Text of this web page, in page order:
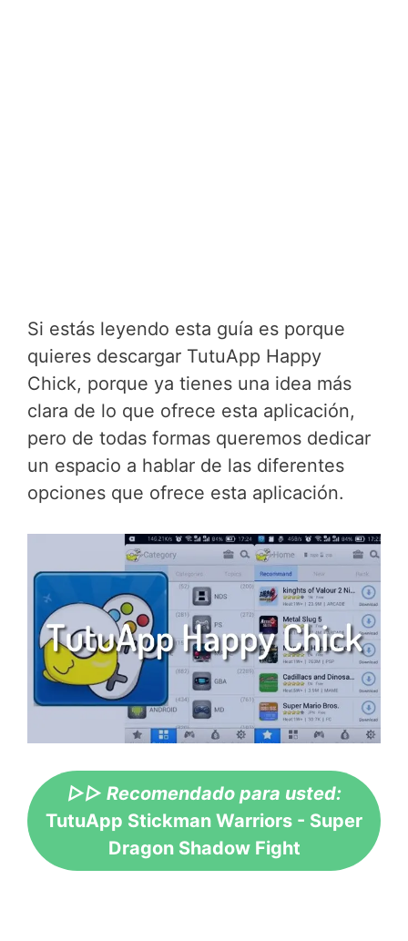
Si estás leyendo esta guía es porque
quieres descargar TutuApp Happy
Chick, porque ya tienes una idea más
clara de lo que ofrece esta aplicación,
pero de todas formas queremos dedicar
un espacio a hablar de las diferentes
opciones que ofrece esta aplicación.
▷▷ Recomendado para usted:
TutuApp Stickman Warriors - Super
Dragon Shadow Fight